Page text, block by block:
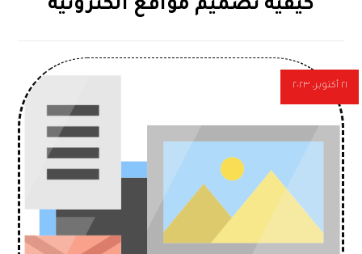
كيفية تصميم مواقع الكترونية
٢١ أكتوبر، ٢٠٢٣